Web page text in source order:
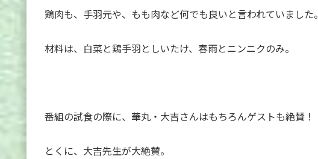
鶏肉も、手羽元や、もも肉など何でも良いと言われていました。
材料は、白菜と鶏手羽としいたけ、春雨とニンニクのみ。
番組の試食の際に、華丸・大吉さんはもちろんゲストも絶賛！
とくに、大吉先生が大絶賛。